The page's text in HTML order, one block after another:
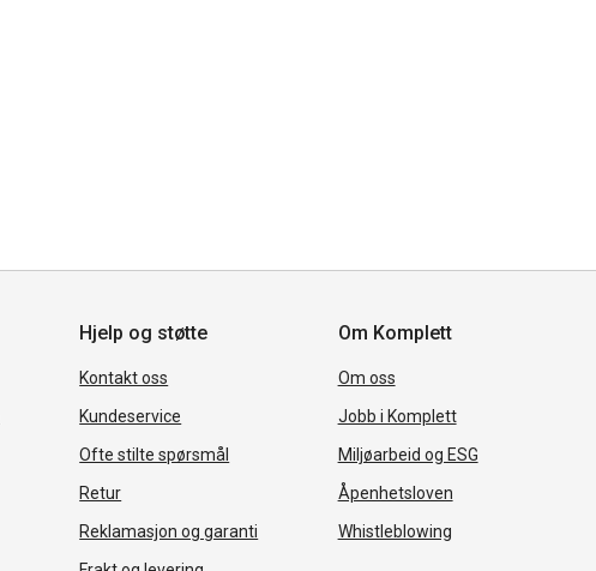
Hjelp og støtte
Kontakt oss
Kundeservice
Ofte stilte spørsmål
Retur
Reklamasjon og garanti
Om Komplett
Om oss
Jobb i Komplett
Miljøarbeid og ESG
Åpenhetsloven
Whistleblowing